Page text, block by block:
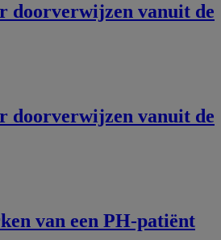
doorverwijzen vanuit de
doorverwijzen vanuit de
van een PH-patiënt